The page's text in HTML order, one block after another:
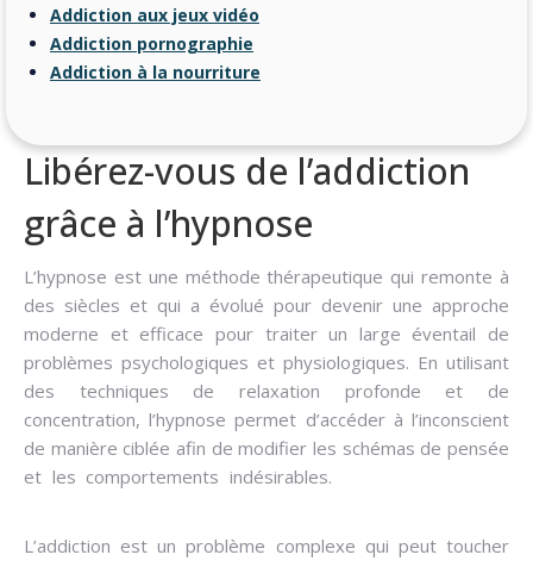
Addiction aux jeux vidéo
Addiction pornographie
Addiction à la nourriture
Libérez-vous de l’addiction
grâce à l’hypnose
L’hypnose est une méthode thérapeutique qui remonte à
des siècles et qui a évolué pour devenir une approche
moderne et efficace pour traiter un large éventail de
problèmes psychologiques et physiologiques. En utilisant
des techniques de relaxation profonde et de
concentration, l’hypnose permet d’accéder à l’inconscient
de manière ciblée afin de modifier les schémas de pensée
et les comportements indésirables.
L’addiction est un problème complexe qui peut toucher